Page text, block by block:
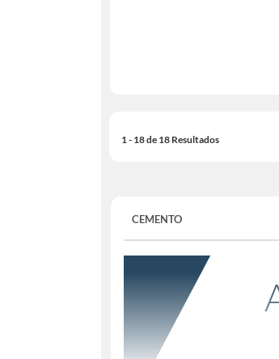
1 - 18 de 18 Resultados
CEMENTO